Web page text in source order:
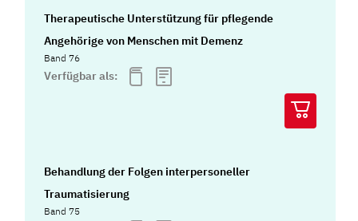
Therapeutische Unterstützung für pflegende
Angehörige von Menschen mit Demenz
Band 76
Verfügbar als:
Behandlung der Folgen interpersoneller
Traumatisierung
Band 75